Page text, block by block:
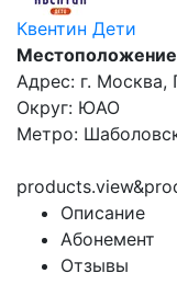
Квентин Дети
Местоположение
Адрес: г. Москва,
Округ: ЮАО
Метро:
Описание
Абонемент
Отзывы